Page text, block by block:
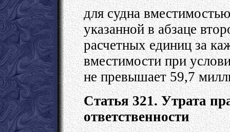
для судна
указанной в абзаце
расчетных единиц за
вместимости при
не превышает 59,7
Статья 321. Утрата
ответственности